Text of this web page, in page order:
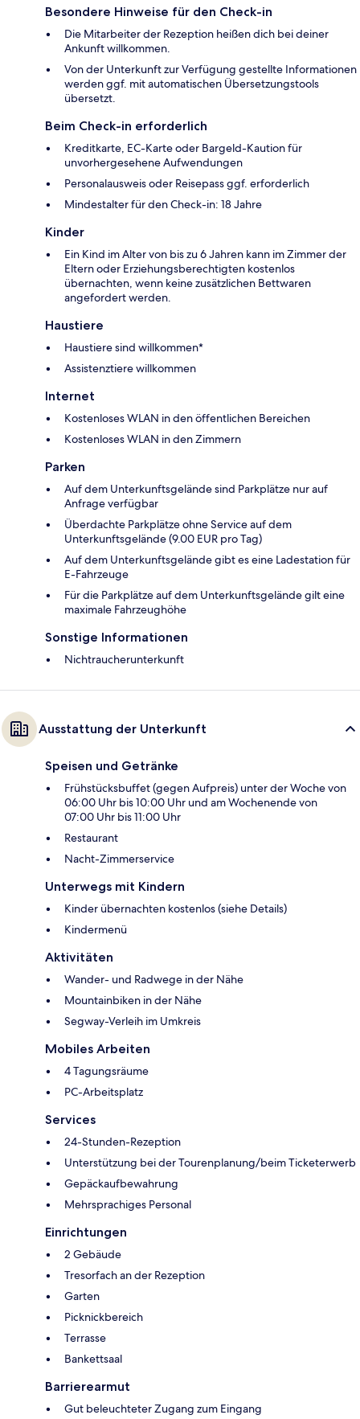
Besondere Hinweise für den Check-in
Die Mitarbeiter der Rezeption heißen dich bei deiner
Ankunft willkommen.
Von der Unterkunft zur Verfügung gestellte Informationen
werden ggf. mit automatischen Übersetzungstools
übersetzt.
Beim Check-in erforderlich
Kreditkarte, EC-Karte oder Bargeld-Kaution für
unvorhergesehene Aufwendungen
Personalausweis oder Reisepass ggf. erforderlich
Mindestalter für den Check-in: 18 Jahre
Kinder
Ein Kind im Alter von bis zu 6 Jahren kann im Zimmer der
Eltern oder Erziehungsberechtigten kostenlos
übernachten, wenn keine zusätzlichen Bettwaren
angefordert werden.
Haustiere
Haustiere sind willkommen*
Assistenztiere willkommen
Internet
Kostenloses WLAN in den öffentlichen Bereichen
Kostenloses WLAN in den Zimmern
Parken
Auf dem Unterkunftsgelände sind Parkplätze nur auf
Anfrage verfügbar
Überdachte Parkplätze ohne Service auf dem
Unterkunftsgelände (9.00 EUR pro Tag)
Auf dem Unterkunftsgelände gibt es eine Ladestation für
E-Fahrzeuge
Für die Parkplätze auf dem Unterkunftsgelände gilt eine
maximale Fahrzeughöhe
Sonstige Informationen
Nichtraucherunterkunft
Ausstattung der Unterkunft
Speisen und Getränke
Frühstücksbuffet (gegen Aufpreis) unter der Woche von
06:00 Uhr bis 10:00 Uhr und am Wochenende von
07:00 Uhr bis 11:00 Uhr
Restaurant
Nacht-Zimmerservice
Unterwegs mit Kindern
Kinder übernachten kostenlos (siehe Details)
Kindermenü
Aktivitäten
Wander- und Radwege in der Nähe
Mountainbiken in der Nähe
Segway-Verleih im Umkreis
Mobiles Arbeiten
4 Tagungsräume
PC-Arbeitsplatz
Services
24-Stunden-Rezeption
Unterstützung bei der Tourenplanung/beim Ticketerwerb
Gepäckaufbewahrung
Mehrsprachiges Personal
Einrichtungen
2 Gebäude
Tresorfach an der Rezeption
Garten
Picknickbereich
Terrasse
Bankettsaal
Barrierearmut
Gut beleuchteter Zugang zum Eingang